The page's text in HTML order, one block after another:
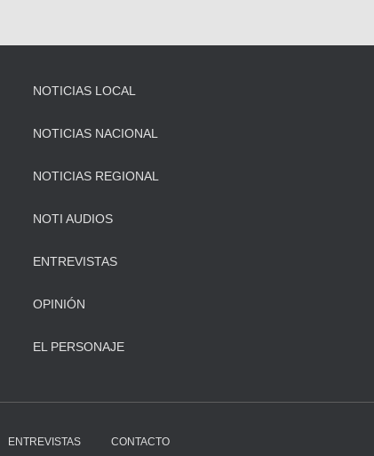
NOTICIAS LOCAL
NOTICIAS NACIONAL
NOTICIAS REGIONAL
NOTI AUDIOS
ENTREVISTAS
OPINIÓN
EL PERSONAJE
ENTREVISTAS CONTACTO